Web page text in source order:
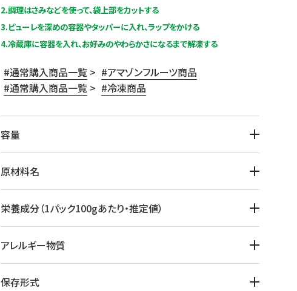
2.調理はさみなどを使って、袋上部をカットする
3.ピューレを深めの容器やタッパーに入れ、ラップをかける
4.冷蔵庫に容器を入れ、お好みのやわらかさになるまで解凍する
通常購入商品一覧>
アマゾンフルーツ商品
通常購入商品一覧> 冷凍商品
容量
原材料名
栄養成分（1パック100gあたり・推定値）
アレルギー物質
保存形式